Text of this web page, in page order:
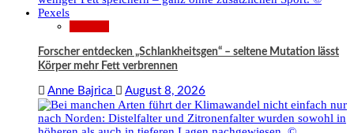
Forscher entdecken „Schlankheitsgen“ – seltene Mutation lässt
Körper mehr Fett verbrennen
Anne Bajrica August 8, 2026